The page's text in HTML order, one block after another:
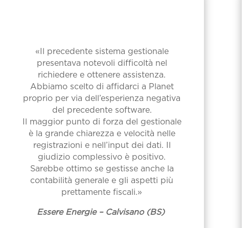
«Il precedente sistema gestionale
presentava notevoli difficoltà nel
richiedere e ottenere assistenza.
Abbiamo scelto di affidarci a Planet
proprio per via dell’esperienza negativa
del precedente software.
Il maggior punto di forza del gestionale
è la grande chiarezza e velocità nelle
registrazioni e nell’input dei dati. Il
giudizio complessivo è positivo.
Sarebbe ottimo se gestisse anche la
contabilità generale e gli aspetti più
prettamente fiscali.»
Essere Energie – Calvisano (BS)